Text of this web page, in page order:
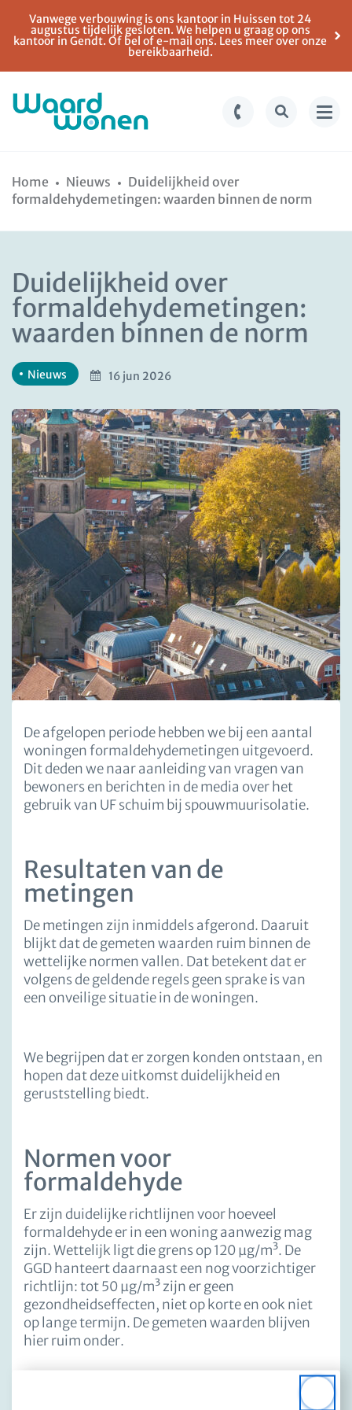
Close
naar
de
naar
de
Vanwege verbouwing is ons kantoor in Huissen tot 24
augustus tijdelijk gesloten. We helpen u graag op ons
kantoor in Gendt. Of bel of e-mail ons. Lees meer over onze
bereikbaarheid.
Home Nieuws
Duidelijkheid over
formaldehydemetingen: waarden binnen de norm
Duidelijkheid over
formaldehydemetingen:
waarden binnen de norm
Nieuws 16 jun 2026
De afgelopen periode hebben we bij een aantal
woningen formaldehydemetingen uitgevoerd.
Dit deden we naar aanleiding van vragen van
bewoners en berichten in de media over het
gebruik van UF schuim bij spouwmuurisolatie.
Resultaten van de
metingen
De metingen zijn inmiddels afgerond. Daaruit
blijkt dat de gemeten waarden ruim binnen de
wettelijke normen vallen. Dat betekent dat er
volgens de geldende regels geen sprake is van
een onveilige situatie in de woningen.
We begrijpen dat er zorgen konden ontstaan, en
hopen dat deze uitkomst duidelijkheid en
geruststelling biedt.
Normen voor
formaldehyde
Er zijn duidelijke richtlijnen voor hoeveel
formaldehyde er in een woning aanwezig mag
zijn. Wettelijk ligt die grens op 120 µg/m³. De
GGD hanteert daarnaast een nog voorzichtiger
richtlijn: tot 50 µg/m³ zijn er geen
gezondheidseffecten, niet op korte en ook niet
op lange termijn. De gemeten waarden blijven
hier ruim onder.